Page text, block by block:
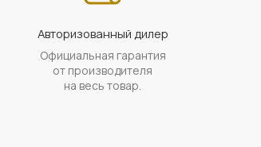
Авторизованный дилер
Официальная гарантия
от производителя
на весь товар.